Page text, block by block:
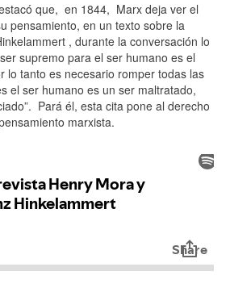
que, en 1844, Marx deja ver el
pensamiento, en un texto sobre la
, durante la conversación lo
supremo para el ser humano es el
lo tanto es necesario romper todas las
el ser humano es un ser maltratado,
Pará él, esta cita pone al derecho
marxista.